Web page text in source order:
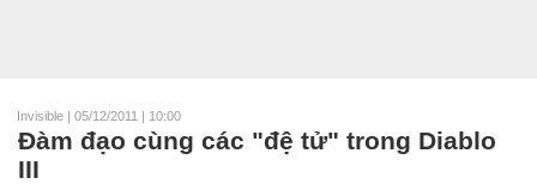
Invisible | 05/12/2011 | 10:00
Đàm đạo cùng các "đệ tử" trong Diablo
III